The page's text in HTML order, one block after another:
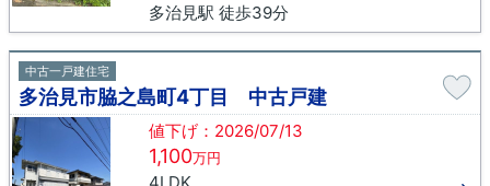
多治見駅 徒歩39分
中古一戸建住宅
多治見市脇之島町4丁目 中古戸建
値下げ：2026/07/13
1,100万円